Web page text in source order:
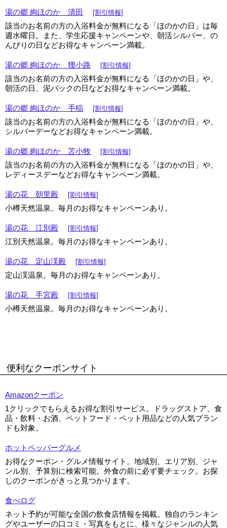
湯の郷 絢ほのか 清田 [割引情報]
該当のお名前の方の入浴料金が無料になる「ほのかの日」は毎
週水曜日。また、学生応援キャンペーンや、朝活シルバー、の
んびりの日などお得なキャンペーン満載。
湯の郷 絢ほのか 狸小路 [割引情報]
該当のお名前の方の入浴料金が無料になる「ほのかの日」や、
朝活の日、泥パックの日などお得なキャンペーン満載。
湯の郷 絢ほのか 手稲 [割引情報]
該当のお名前の方の入浴料金が無料になる「ほのかの日」や、
シルバーデーなどお得なキャンペーン満載。
湯の郷 絢ほのか 苫小牧 [割引情報]
該当のお名前の方の入浴料金が無料になる「ほのかの日」や、
レディースデーなどお得なキャンペーン満載。
湯の花 朝里殿 [割引情報]
小樽天然温泉。毎月のお得なキャンペーンあり。
湯の花 江別殿 [割引情報]
江別天然温泉。毎月のお得なキャンペーンあり。
湯の花 定山渓殿 [割引情報]
定山渓温泉。毎月のお得なキャンペーンあり。
湯の花 手宮殿 [割引情報]
小樽天然温泉。毎月のお得なキャンペーンあり。
便利なクーポンサイト
Amazonクーポン
1クリックでもらえるお得な割引サービス。ドラッグストア、食
品・飲料・お酒、ペットフード・ペット用品などの人気ブラン
ドも対象。
ホットペッパーグルメ
お得なクーポン・グルメ情報サイト。地域別、エリア別、ジャ
ンル別、予算別に検索可能。外食の前に必ず要チェック。お探
しのクーポンがきっと見つかります。
食べログ
ネット予約が可能な全国の飲食店情報を掲載。独自のランキン
グやユーザーの口コミ・写真をもとに、様々なジャンルの人気